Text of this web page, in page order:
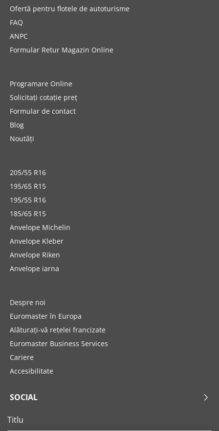
Ofertă pentru flotele de autoturisme
FAQ
ANPC
Formular Retur Magazin Online
Programare Online
Solicitați cotație preț
Formular de contact
Blog
Noutăți
205/55 R16
195/65 R15
195/55 R16
185/65 R15
Anvelope Michelin
Anvelope Kleber
Anvelope Riken
Anvelope iarna
Despre noi
Euromaster în Europa
Alăturați-vă rețelei francizate
Euromaster Business Services
Cariere
Accesibilitate
SOCIAL
Titlu